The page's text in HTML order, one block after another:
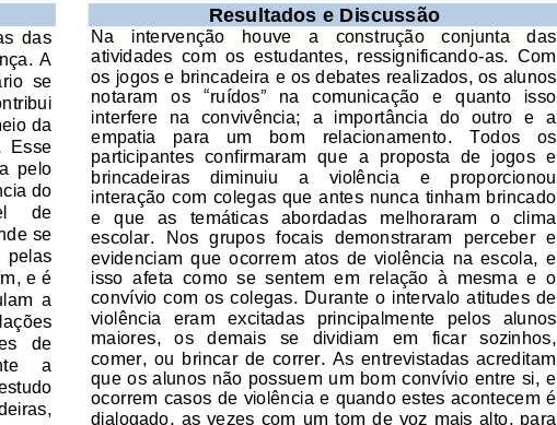
das
A
se
da
Esse
pelo
do
de
se
pelas
, e é
a
de
a
Resultados e Discussão
Na   intervenção houve   a
construção   conjunta   das
atividades  com  os estudantes ,  ressignificando-as .  Com
os jogos e brincadeira e os debates realizados, os alunos
notaram   os
“ruídos” na   comunicação
e   quanto   isso
interfere  na  convivência;
a  importância  do  outro  e  a
empatia
para   um   bom   relacionamento Todos
os
participantes confirmaram  que  a  proposta  de  jogos  e
brincadeiras    diminuiu    a    violência    e    proporcionou
interação com colegas que antes nunca tinham brincado
e   que   as   temáticas   abordadas   melhoraram   o   clima
escolar.
Nos  grupos  focais  demonstraram perceber e
evidenciam  que  ocorrem  atos  de  violência  na  escola,  e
isso  afeta  como  se  sentem  em  relação  à  mesma  e  o
convívio com os colegas.
Durante o intervalo atitudes de
violência  eram  excitadas principalmente pelos
alunos
maiores,   os   demais   se   dividiam   em   ficar   sozinhos,
comer,  ou  brincar  de  correr.
As  entrevistadas  acreditam
que os alunos não possuem um bom convívio entre si, e
ocorrem casos de violência e quando estes acontecem é
dialogado ,  as  vezes com um tom  de  voz  mais alto para